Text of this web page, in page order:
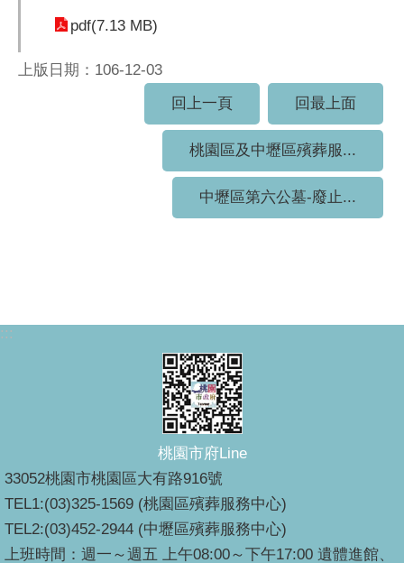
pdf(7.13 MB)
上版日期：106-12-03
回上一頁
回最上面
桃園區及中壢區殯葬服...
中壢區第六公墓-廢止...
:::
桃園市府Line
33052桃園市桃園區大有路916號
TEL1:(03)325-1569 (桃園區殯葬服務中心)
TEL2:(03)452-2944 (中壢區殯葬服務中心)
上班時間：週一～週五 上午08:00～下午17:00 遺體進館、